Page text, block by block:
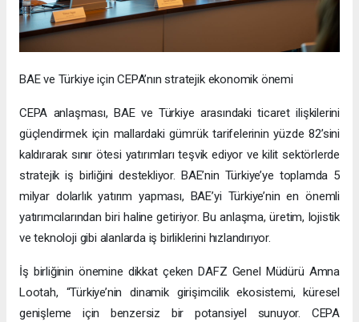
BAE ve Türkiye için CEPA’nın stratejik ekonomik önemi
CEPA anlaşması, BAE ve Türkiye arasındaki ticaret ilişkilerini
güçlendirmek için mallardaki gümrük tarifelerinin yüzde 82’sini
kaldırarak sınır ötesi yatırımları teşvik ediyor ve kilit sektörlerde
stratejik iş birliğini destekliyor. BAE’nin Türkiye’ye toplamda 5
milyar dolarlık yatırım yapması, BAE’yi Türkiye’nin en önemli
yatırımcılarından biri haline getiriyor. Bu anlaşma, üretim, lojistik
ve teknoloji gibi alanlarda iş birliklerini hızlandırıyor.
İş birliğinin önemine dikkat çeken DAFZ Genel Müdürü Amna
Lootah, “Türkiye’nin dinamik girişimcilik ekosistemi, küresel
genişleme için benzersiz bir potansiyel sunuyor. CEPA